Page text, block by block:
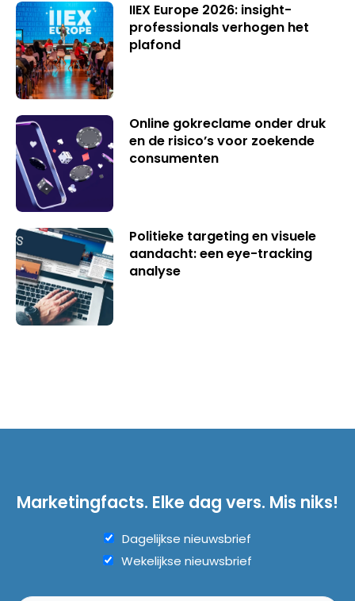
IIEX Europe 2026: insight-
professionals verhogen het
plafond
Online gokreclame onder druk
en de risico’s voor zoekende
consumenten
Politieke targeting en visuele
aandacht: een eye-tracking
analyse
Marketingfacts. Elke dag vers. Mis niks!
Dagelijkse nieuwsbrief
Wekelijkse nieuwsbrief